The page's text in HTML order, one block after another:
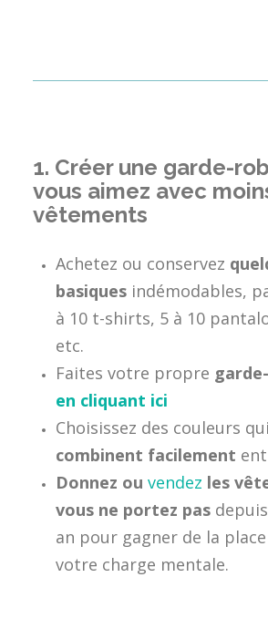
1. Créer une garde-
vous aimez avec
vêtements
Achetez ou conservez
basiquesindémodables,
à 10 t-shirts, 5 à 10
etc.
Faites votre propre
en cliquant ici
Choisissez des couleurs
combinent facilement
Donnez ou vendez les
vous ne portez pas
an pour gagner de la
votre charge mentale.